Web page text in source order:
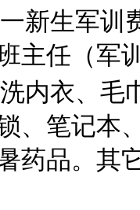
一新生军训
主任（军
洗内衣、
、笔记本
药品。其